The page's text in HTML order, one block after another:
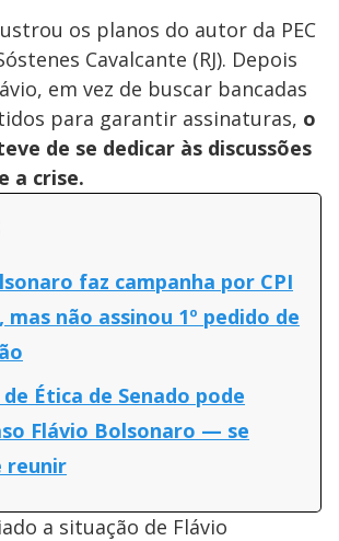
os planos do autor da PEC
Cavalcante (RJ). Depois
em vez de buscar bancadas
para garantir assinaturas, o
de se dedicar às discussões
a crise.
faz campanha por CPI
não assinou 1º pedido de
Ética de Senado pode
Flávio Bolsonaro — se
reunir
a situação de Flávio